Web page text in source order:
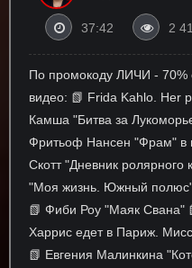
37:42 2
По промокоду ЛИЧИ - 70%
видео: 📗 Frida Kahlo. Her
Камша "Битва за
Фритьоф Нансен "Фрам" в
Скотт "Дневник ролярного
"Моя жизнь. Южный полюс"
📗 Фиби Роу "Маяк Свана"
Харрис едет в Париж.
📗 Евгения Малинкина